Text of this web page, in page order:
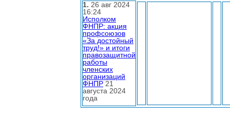
1. 26 авг 2024
16:24
Исполком
ФНПР: акция
профсоюзов
«За достойный
труд!» и итоги
правозащитной
работы
членских
организаций
ФНПР 21
августа 2024
года